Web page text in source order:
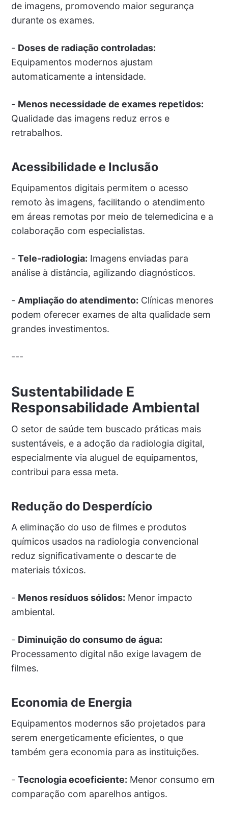
de imagens, promovendo maior segurança
durante os exames.
- Doses de radiação controladas:
Equipamentos modernos ajustam
automaticamente a intensidade.
- Menos necessidade de exames repetidos:
Qualidade das imagens reduz erros e
retrabalhos.
Acessibilidade e Inclusão
Equipamentos digitais permitem o acesso
remoto às imagens, facilitando o atendimento
em áreas remotas por meio de telemedicina e a
colaboração com especialistas.
- Tele-radiologia: Imagens enviadas para
análise à distância, agilizando diagnósticos.
- Ampliação do atendimento: Clínicas menores
podem oferecer exames de alta qualidade sem
grandes investimentos.
---
Sustentabilidade E
Responsabilidade Ambiental
O setor de saúde tem buscado práticas mais
sustentáveis, e a adoção da radiologia digital,
especialmente via aluguel de equipamentos,
contribui para essa meta.
Redução do Desperdício
A eliminação do uso de filmes e produtos
químicos usados na radiologia convencional
reduz significativamente o descarte de
materiais tóxicos.
- Menos resíduos sólidos: Menor impacto
ambiental.
- Diminuição do consumo de água:
Processamento digital não exige lavagem de
filmes.
Economia de Energia
Equipamentos modernos são projetados para
serem energeticamente eficientes, o que
também gera economia para as instituições.
- Tecnologia ecoeficiente: Menor consumo em
comparação com aparelhos antigos.